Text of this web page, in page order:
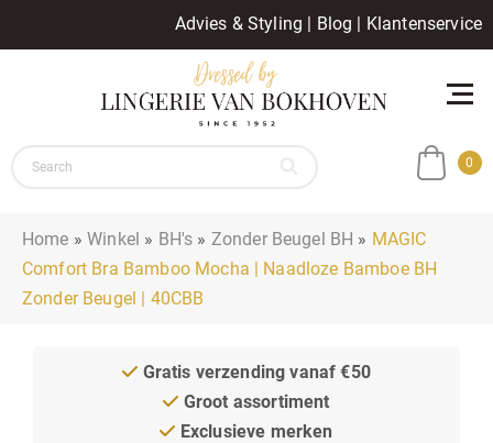
Advies & Styling | Blog | Klantenservice
0
Home »Winkel » BH's » Zonder Beugel BH » MAGIC
Comfort Bra Bamboo Mocha | Naadloze Bamboe BH
Zonder Beugel | 40CBB
Gratis verzending vanaf €50
Groot assortiment
Exclusieve merken